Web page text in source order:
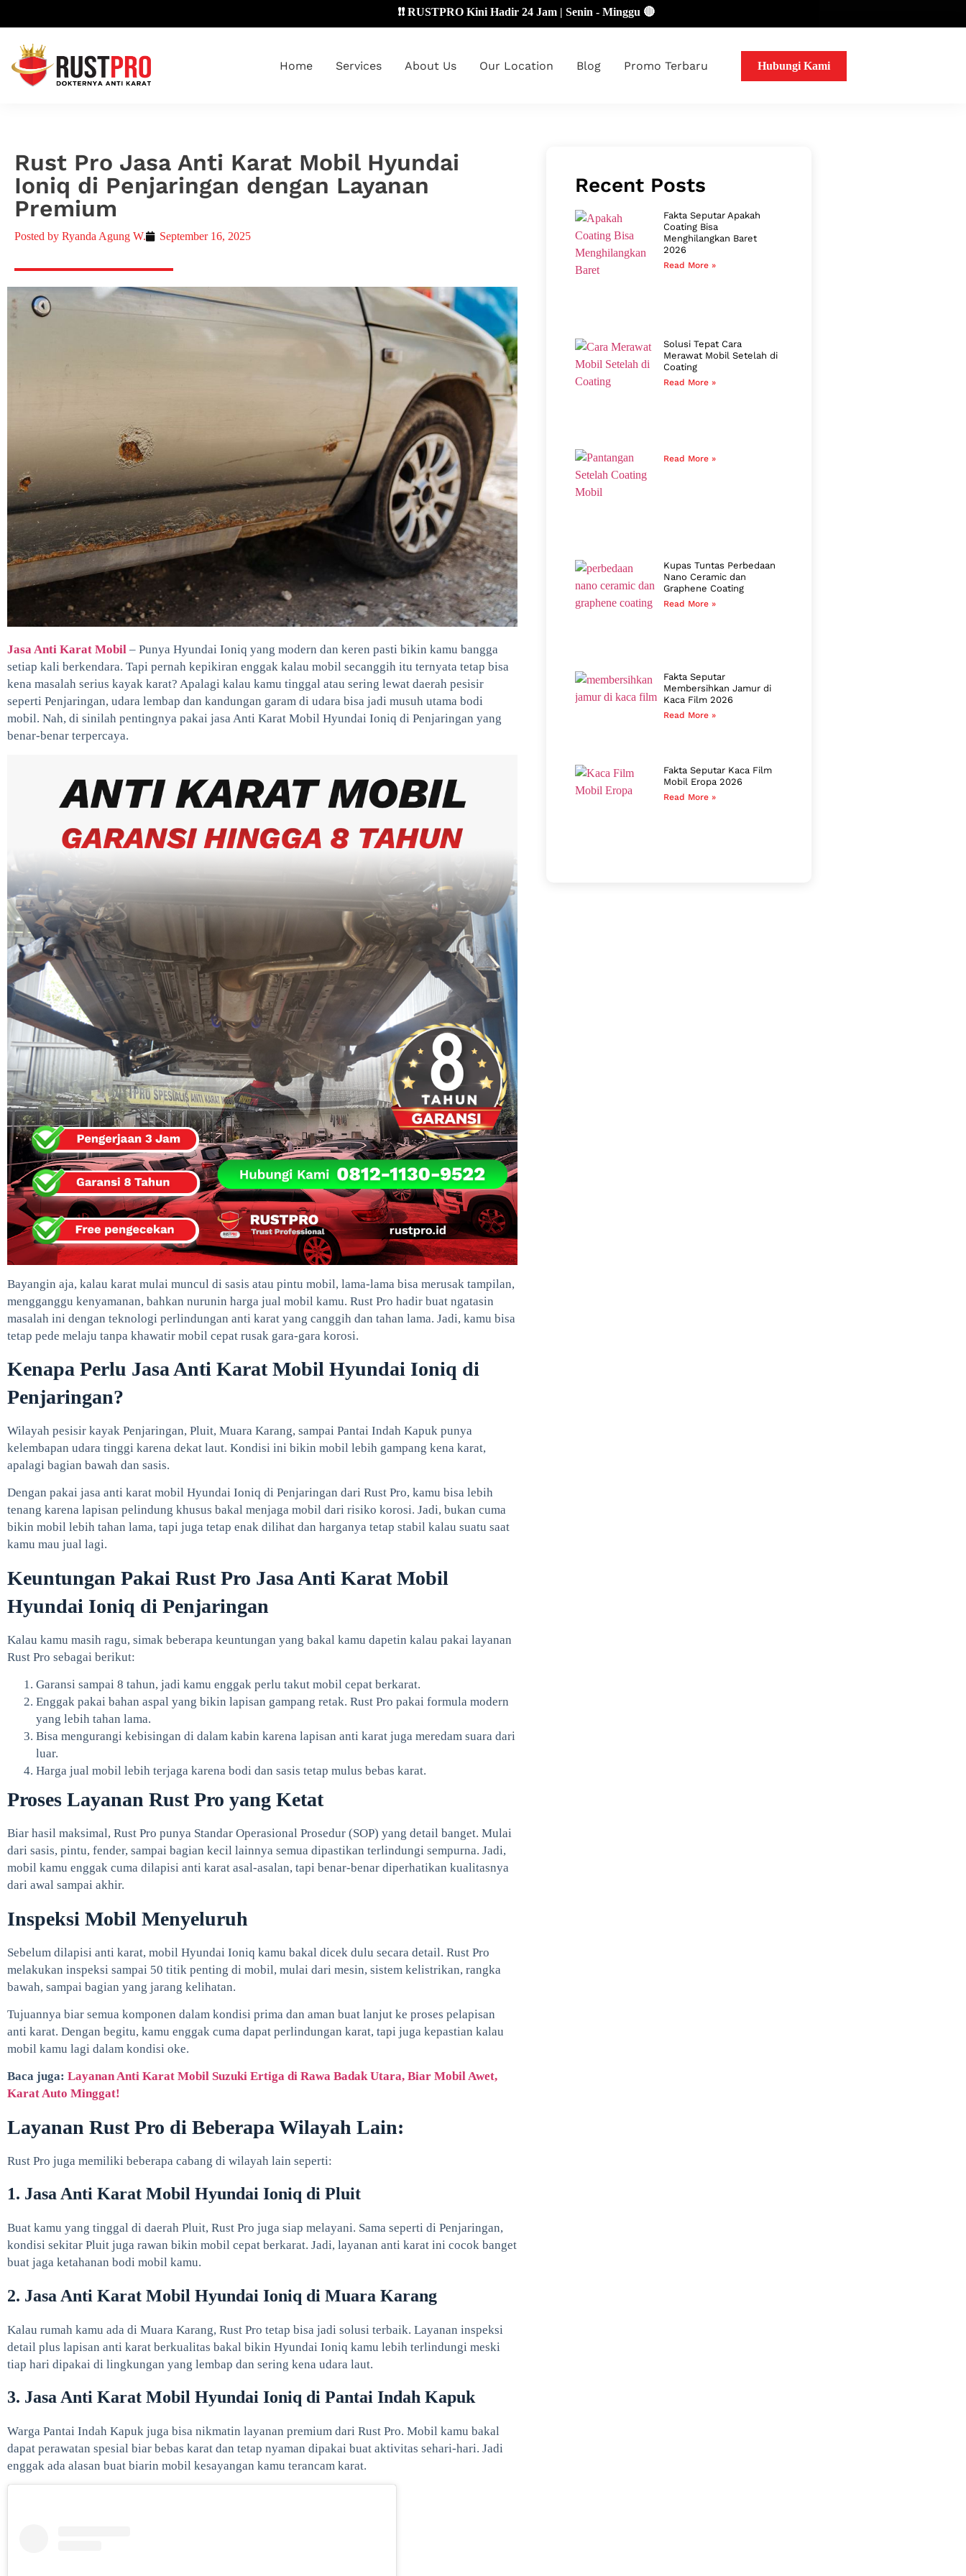
❗❗ RUSTPRO Kini Hadir 24 Jam | Senin - Minggu 🔴
Home Services About Us Our Location Blog Promo Terbaru Hubungi Kami
Rust Pro Jasa Anti Karat Mobil Hyundai
Ioniq di Penjaringan dengan Layanan
Premium
Posted by Ryanda Agung W. September 16, 2025
Jasa Anti Karat Mobil – Punya Hyundai Ioniq yang modern dan keren pasti bikin kamu bangga
setiap kali berkendara. Tapi pernah kepikiran enggak kalau mobil secanggih itu ternyata tetap bisa
kena masalah serius kayak karat? Apalagi kalau kamu tinggal atau sering lewat daerah pesisir
seperti Penjaringan, udara lembap dan kandungan garam di udara bisa jadi musuh utama bodi
mobil. Nah, di sinilah pentingnya pakai jasa Anti Karat Mobil Hyundai Ioniq di Penjaringan yang
benar-benar terpercaya.
Bayangin aja, kalau karat mulai muncul di sasis atau pintu mobil, lama-lama bisa merusak tampilan,
mengganggu kenyamanan, bahkan nurunin harga jual mobil kamu. Rust Pro hadir buat ngatasin
masalah ini dengan teknologi perlindungan anti karat yang canggih dan tahan lama. Jadi, kamu bisa
tetap pede melaju tanpa khawatir mobil cepat rusak gara-gara korosi.
Kenapa Perlu Jasa Anti Karat Mobil Hyundai Ioniq di
Penjaringan?
Wilayah pesisir kayak Penjaringan, Pluit, Muara Karang, sampai Pantai Indah Kapuk punya
kelembapan udara tinggi karena dekat laut. Kondisi ini bikin mobil lebih gampang kena karat,
apalagi bagian bawah dan sasis.
Dengan pakai jasa anti karat mobil Hyundai Ioniq di Penjaringan dari Rust Pro, kamu bisa lebih
tenang karena lapisan pelindung khusus bakal menjaga mobil dari risiko korosi. Jadi, bukan cuma
bikin mobil lebih tahan lama, tapi juga tetap enak dilihat dan harganya tetap stabil kalau suatu saat
kamu mau jual lagi.
Keuntungan Pakai Rust Pro Jasa Anti Karat Mobil
Hyundai Ioniq di Penjaringan
Kalau kamu masih ragu, simak beberapa keuntungan yang bakal kamu dapetin kalau pakai layanan
Rust Pro sebagai berikut:
Garansi sampai 8 tahun, jadi kamu enggak perlu takut mobil cepat berkarat.
Enggak pakai bahan aspal yang bikin lapisan gampang retak. Rust Pro pakai formula modern
yang lebih tahan lama.
Bisa mengurangi kebisingan di dalam kabin karena lapisan anti karat juga meredam suara dari
luar.
Harga jual mobil lebih terjaga karena bodi dan sasis tetap mulus bebas karat.
Proses Layanan Rust Pro yang Ketat
Biar hasil maksimal, Rust Pro punya Standar Operasional Prosedur (SOP) yang detail banget. Mulai
dari sasis, pintu, fender, sampai bagian kecil lainnya semua dipastikan terlindungi sempurna. Jadi,
mobil kamu enggak cuma dilapisi anti karat asal-asalan, tapi benar-benar diperhatikan kualitasnya
dari awal sampai akhir.
Inspeksi Mobil Menyeluruh
Sebelum dilapisi anti karat, mobil Hyundai Ioniq kamu bakal dicek dulu secara detail. Rust Pro
melakukan inspeksi sampai 50 titik penting di mobil, mulai dari mesin, sistem kelistrikan, rangka
bawah, sampai bagian yang jarang kelihatan.
Tujuannya biar semua komponen dalam kondisi prima dan aman buat lanjut ke proses pelapisan
anti karat. Dengan begitu, kamu enggak cuma dapat perlindungan karat, tapi juga kepastian kalau
mobil kamu lagi dalam kondisi oke.
Baca juga: Layanan Anti Karat Mobil Suzuki Ertiga di Rawa Badak Utara, Biar Mobil Awet,
Karat Auto Minggat!
Layanan Rust Pro di Beberapa Wilayah Lain:
Rust Pro juga memiliki beberapa cabang di wilayah lain seperti:
1. Jasa Anti Karat Mobil Hyundai Ioniq di Pluit
Buat kamu yang tinggal di daerah Pluit, Rust Pro juga siap melayani. Sama seperti di Penjaringan,
kondisi sekitar Pluit juga rawan bikin mobil cepat berkarat. Jadi, layanan anti karat ini cocok banget
buat jaga ketahanan bodi mobil kamu.
2. Jasa Anti Karat Mobil Hyundai Ioniq di Muara Karang
Kalau rumah kamu ada di Muara Karang, Rust Pro tetap bisa jadi solusi terbaik. Layanan inspeksi
detail plus lapisan anti karat berkualitas bakal bikin Hyundai Ioniq kamu lebih terlindungi meski
tiap hari dipakai di lingkungan yang lembap dan sering kena udara laut.
3. Jasa Anti Karat Mobil Hyundai Ioniq di Pantai Indah Kapuk
Warga Pantai Indah Kapuk juga bisa nikmatin layanan premium dari Rust Pro. Mobil kamu bakal
dapat perawatan spesial biar bebas karat dan tetap nyaman dipakai buat aktivitas sehari-hari. Jadi
enggak ada alasan buat biarin mobil kesayangan kamu terancam karat.
Recent Posts
Fakta Seputar Apakah
Coating Bisa
Menghilangkan Baret
2026
Read More »
Solusi Tepat Cara
Merawat Mobil Setelah di
Coating
Read More »
Read More »
Kupas Tuntas Perbedaan
Nano Ceramic dan
Graphene Coating
Read More »
Fakta Seputar
Membersihkan Jamur di
Kaca Film 2026
Read More »
Fakta Seputar Kaca Film
Mobil Eropa 2026
Read More »